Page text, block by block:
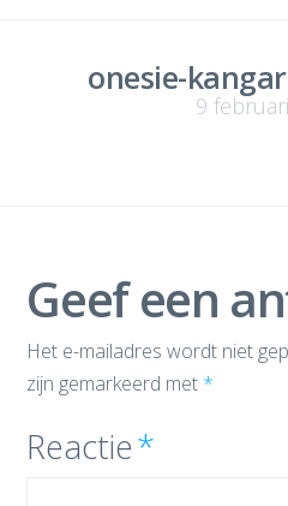
onesie-
9
Geef een
Het e-mailadres wordt niet
zijn gemarkeerd met *
Reactie*